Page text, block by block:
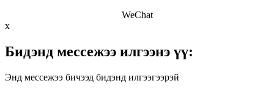
WeChat
x
Бидэнд мессежээ илгээнэ үү:
Энд мессежээ бичээд бидэнд илгээгээрэй